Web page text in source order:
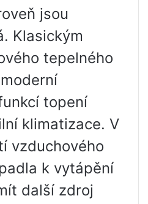
jsou
Klasickým
tepelného
topení
klimatizace. V
vzduchového
k vytápění
další zdroj